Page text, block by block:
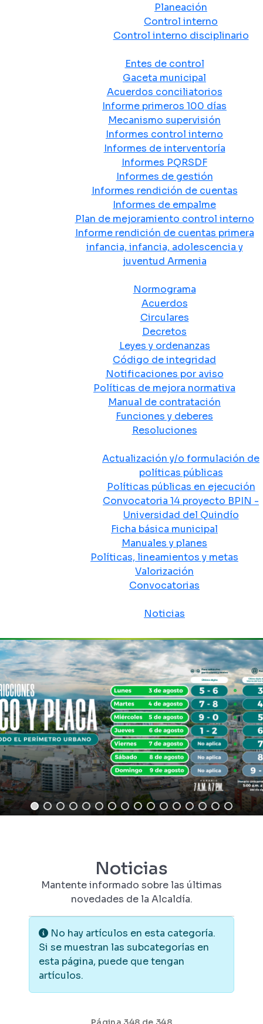
Planeación
Control interno
Control interno disciplinario
Entes de control
Gaceta municipal
Acuerdos conciliatorios
Informe primeros 100 días
Mecanismo supervisión
Informes control interno
Informes de interventoría
Informes PQRSDF
Informes de gestión
Informes rendición de cuentas
Informes de empalme
Plan de mejoramiento control interno
Informe rendición de cuentas primera
infancia, infancia, adolescencia y
juventud Armenia
Normograma
Acuerdos
Circulares
Decretos
Leyes y ordenanzas
Código de integridad
Notificaciones por aviso
Políticas de mejora normativa
Manual de contratación
Funciones y deberes
Resoluciones
Actualización y/o formulación de
políticas públicas
Políticas públicas en ejecución
Convocatoria 14 proyecto BPIN -
Universidad del Quindío
Ficha básica municipal
Manuales y planes
Políticas, lineamientos y metas
Valorización
Convocatorias
Noticias
Noticias
Mantente informado sobre las últimas
novedades de la Alcaldía.
Información
No hay artículos en esta categoría.
Si se muestran las subcategorías en
esta página, puede que tengan
artículos.